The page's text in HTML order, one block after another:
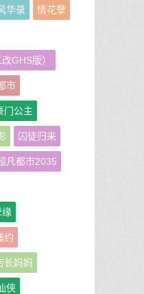
华录 情花孽
GHS版）
市
门公主
囚徒归来
凡都市2035
缘
约
长妈妈
侠